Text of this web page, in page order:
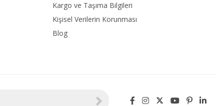
Kargo ve Taşıma Bilgileri
Kişisel Verilerin Korunması
Blog